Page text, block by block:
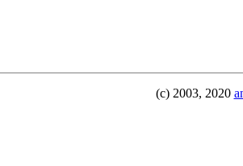
(c) 2003, 2020